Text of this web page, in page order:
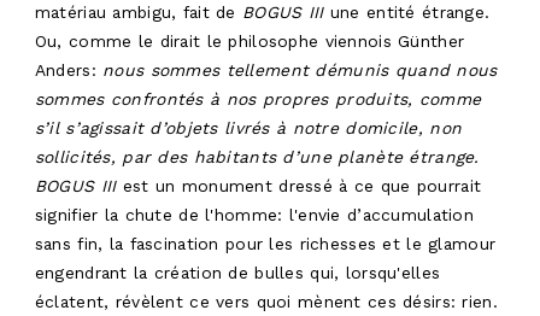
matériau ambigu, fait de BOGUS IIIune entité étrange.
Ou, comme le dirait le philosophe viennois Günther
Anders: nous sommes tellement démunis quand nous
sommes confrontés à nos propres produits, comme
s’il s’agissait d’objets livrés à notre domicile, non
sollicités, par des habitants d’une planète étrange.
BOGUS IIIest un monument dressé à ce que pourrait
signifier la chute de l'homme: l'envie d’accumulation
sans fin, la fascination pour les richesses et le glamour
engendrant la création de bulles qui, lorsqu'elles
éclatent, révèlent ce vers quoi mènent ces désirs: rien.